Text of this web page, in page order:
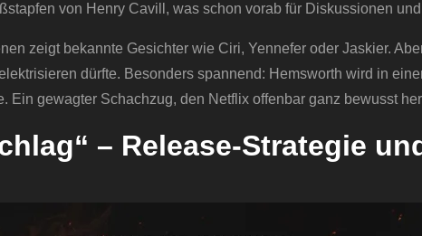
von Henry Cavill, was schon vorab für Diskussionen
zeigt bekannte Gesichter wie Ciri, Yennefer oder Jaskier.
dürfte. Besonders spannend: Hemsworth wird in
Ein gewagter Schachzug, den Netflix offenbar ganz bewusst
– Release-Strategie